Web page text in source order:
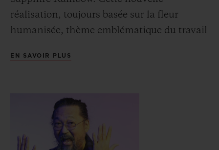
réalisation, toujours basée sur la fleur
humanisée, thème emblématique du travail
noir versla couleur, en passant par la
Les techniciens de la manufacture Hublot
ont offert un cadre unique à cette nouvelle
oeuvre
d’art, un écrin transparent
EN SAVOIR PLUS